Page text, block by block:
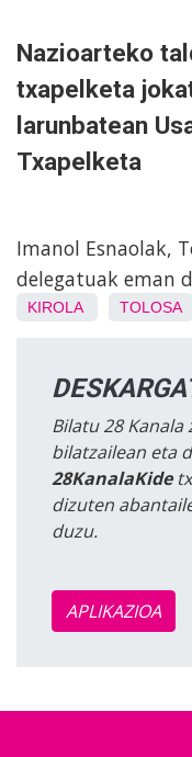
Nazioarteko
txapelketa
larunbatean
Txapelketa
Imanol Esnaolak,
delegatuak eman
KIROLA TOLOSA
Bilatu 28
bilatzailean eta
28KanalaKide
dizuten
duzu.
APLIKAZIOA